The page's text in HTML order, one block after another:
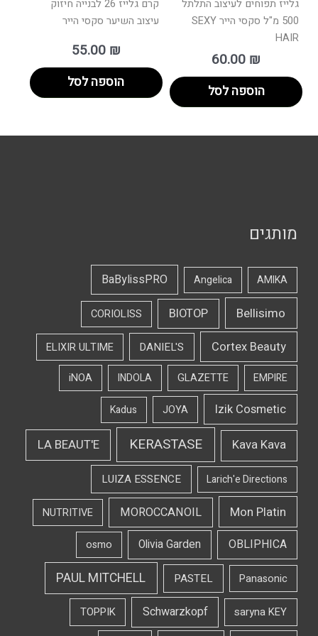
גלייז תפוחים לעיצוב התלתל
500 מ"ל סקסי הייר SEXY
HAIR
60.00 ₪
הוספה לסל
קרם גלייז 26 לבנייה חיזוק
עיצוב השיער סקסי הייר
55.00 ₪
הוספה לסל
מותגים
AMIKA
Angelica
BaBylissPRO
Bellisimo
BIOTOP
CORIOLISS
Cortex Beauty
DANIEL'S
ELIXIR ULTIME
EMPIRE
GLAZETTE
INDOLA
iNOA
Izik Cosmetic
JOYA
Kadus
Kava Kava
KERASTASE
LA BEAUT'E
Larich'e Directions
LUIZA ESSENCE
Mon Platin
MOROCCANOIL
NUTRITIVE
OBLIPHICA
Olivia Garden
osmo
Panasonic
PASTEL
PAUL MITCHELL
saryna KEY
Schwarzkopf
TOPPIK